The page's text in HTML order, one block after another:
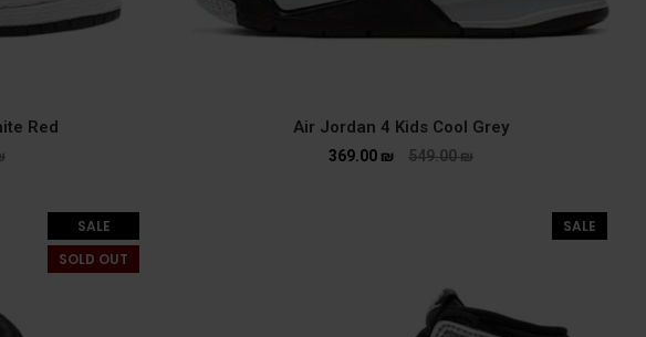
Air Jordan 4 Kids Cool Grey
549.00₪
369.00 ₪
Red
SALE
SALE
SOLD OUT